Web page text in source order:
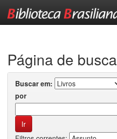
Página de busca
Buscar em:
por